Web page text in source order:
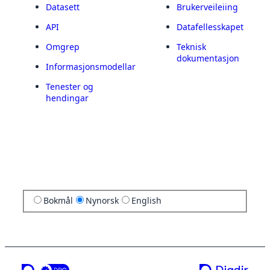
Datasett
API
Omgrep
Informasjonsmodellar
Tenester og
hendingar
Brukerveileiing
Datafellesskapet
Teknisk
dokumentasjon
Bokmål Nynorsk English